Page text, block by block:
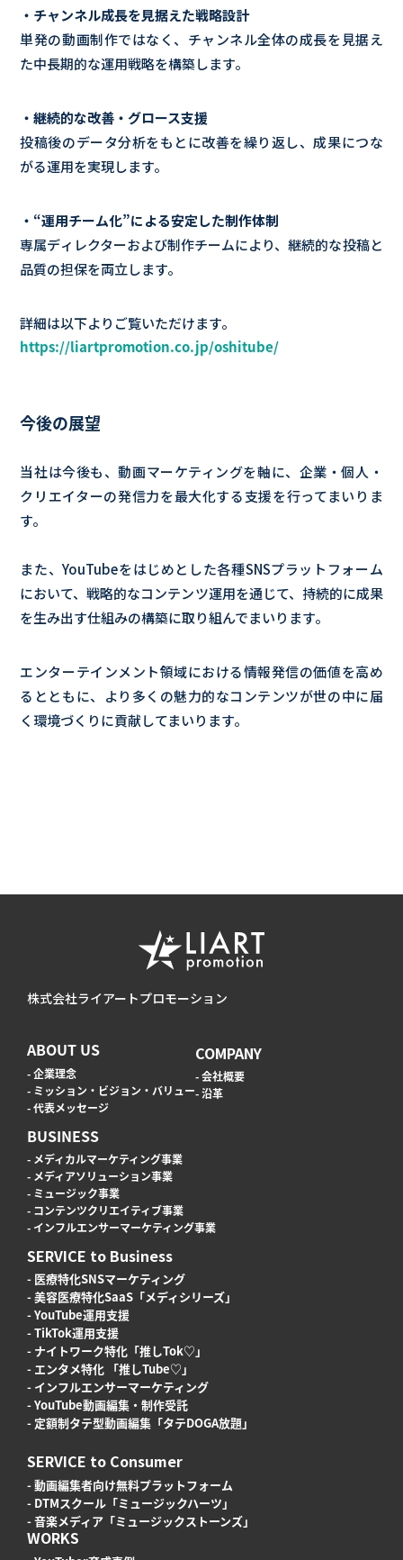
・チャンネル成長を見据えた戦略設計
単発の動画制作ではなく、チャンネル全体の成長を見据え
た中長期的な運用戦略を構築します。
・継続的な改善・グロース支援
投稿後のデータ分析をもとに改善を繰り返し、成果につな
がる運用を実現します。
・“運用チーム化”による安定した制作体制
専属ディレクターおよび制作チームにより、継続的な投稿と
品質の担保を両立します。
詳細は以下よりご覧いただけます。
https://liartpromotion.co.jp/oshitube/
今後の展望
当社は今後も、動画マーケティングを軸に、企業・個人・
クリエイターの発信力を最大化する支援を行ってまいりま
す。
また、YouTubeをはじめとした各種SNSプラットフォーム
において、戦略的なコンテンツ運用を通じて、持続的に成果
を生み出す仕組みの構築に取り組んでまいります。
エンターテインメント領域における情報発信の価値を高め
るとともに、より多くの魅力的なコンテンツが世の中に届
く環境づくりに貢献してまいります。
株式会社ライアートプロモーション
ABOUT US
- 企業理念
- ミッション・ビジョン・バリュー
- 代表メッセージ
COMPANY
- 会社概要
- 沿革
BUSINESS
- メディカルマーケティング事業
- メディアソリューション事業
- ミュージック事業
- コンテンツクリエイティブ事業
- インフルエンサーマーケティング事業
SERVICE to Business
- 医療特化SNSマーケティング
- 美容医療特化SaaS「メディシリーズ」
- YouTube運用支援
- TikTok運用支援
- ナイトワーク特化「推しTok♡」
- エンタメ特化 「推しTube♡」
- インフルエンサーマーケティング
- YouTube動画編集・制作受託
- 定額制タテ型動画編集「タテDOGA放題」
SERVICE to Consumer
- 動画編集者向け無料プラットフォーム
- DTMスクール「ミュージックハーツ」
- 音楽メディア「ミュージックストーンズ」
WORKS